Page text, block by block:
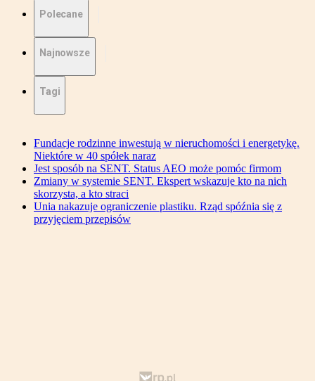
Polecane
Najnowsze
Tagi
Fundacje rodzinne inwestują w nieruchomości i energetykę.
Niektóre w 40 spółek naraz
Jest sposób na SENT. Status AEO może pomóc firmom
Zmiany w systemie SENT. Ekspert wskazuje kto na nich
skorzysta, a kto straci
Unia nakazuje ograniczenie plastiku. Rząd spóźnia się z
przyjęciem przepisów